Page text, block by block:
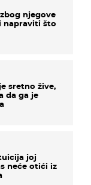
njegove
napraviti što
sretno žive,
da ga je
joj
neće otići iz